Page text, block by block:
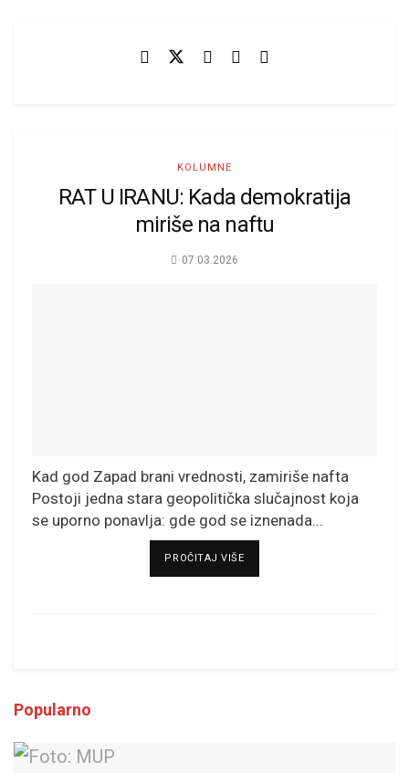
KOLUMNE
RAT U IRANU: Kada demokratija
miriše na naftu
07.03.2026
Kad god Zapad brani vrednosti, zamiriše nafta
Postoji jedna stara geopolitička slučajnost koja
se uporno ponavlja: gde god se iznenada...
PROČITAJ VIŠEDETAILS
Popularno